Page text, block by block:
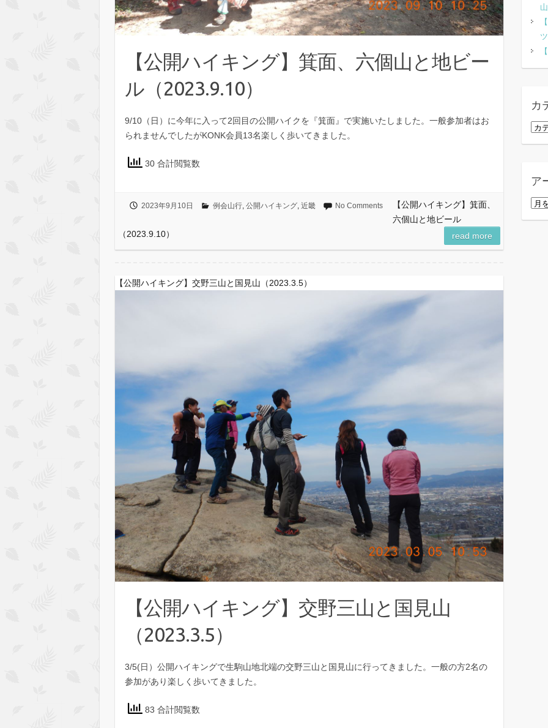
【公開ハイキング】箕面、六個山と地ビー
ル（2023.9.10）
9/10（日）に今年に入って2回目の公開ハイクを『箕面』で実施いたしました。一般参加者はお
られませんでしたがKONK会員13名楽しく歩いてきました。
30 合計閲覧数
2023年9月10日 例会山行, 公開ハイキング, 近畿 No Comments
【公開ハイキング】箕面、
六個山と地ビール
（2023.9.10）
read more
【公開ハイキング】交野三山と国見山（2023.3.5）
【公開ハイキング】交野三山と国見山
（2023.3.5）
3/5(日）公開ハイキングで生駒山地北端の交野三山と国見山に行ってきました。一般の方2名の
参加があり楽しく歩いてきました。
83 合計閲覧数
カ
カ
テ
ー
ア
ア
ー